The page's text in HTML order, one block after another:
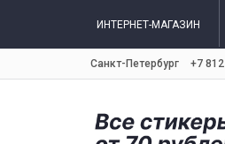
ИНТЕРНЕТ-МАГАЗИН
Санкт-Петербург +7 812